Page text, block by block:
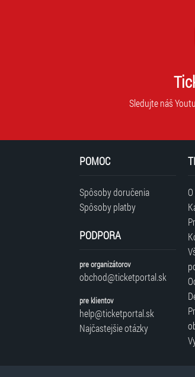
Sledujte náš
POMOC
Spôsoby doručenia
Spôsoby platby
PODPORA
pre organizátorov
obchod@ticketportal.sk
pre klientov
help@ticketportal.sk
Najčastejšie otázky